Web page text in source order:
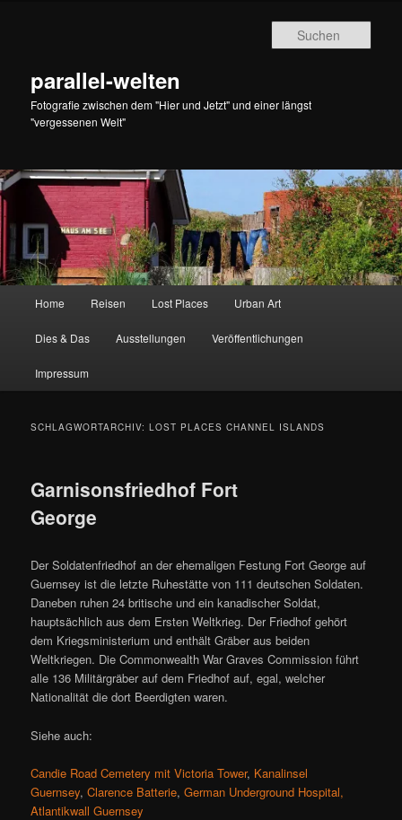
parallel-welten
Fotografie zwischen dem "Hier und Jetzt" und einer längst
"vergessenen Welt"
Home Reisen Lost Places Urban Art
Dies & Das Ausstellungen Veröffentlichungen
Impressum
SCHLAGWORTARCHIV:LOST PLACES CHANNEL ISLANDS
Garnisonsfriedhof Fort
George
Der Soldatenfriedhof an der ehemaligen Festung Fort George auf
Guernsey ist die letzte Ruhestätte von 111 deutschen Soldaten.
Daneben ruhen 24 britische und ein kanadischer Soldat,
hauptsächlich aus dem Ersten Weltkrieg. Der Friedhof gehört
dem Kriegsministerium und enthält Gräber aus beiden
Weltkriegen. Die Commonwealth War Graves Commission führt
alle 136 Militärgräber auf dem Friedhof auf, egal, welcher
Nationalität die dort Beerdigten waren.
Siehe auch:
Candie Road Cemetery mit Victoria Tower, Kanalinsel
Guernsey,Clarence Batterie,German Underground Hospital,
Atlantikwall Guernsey